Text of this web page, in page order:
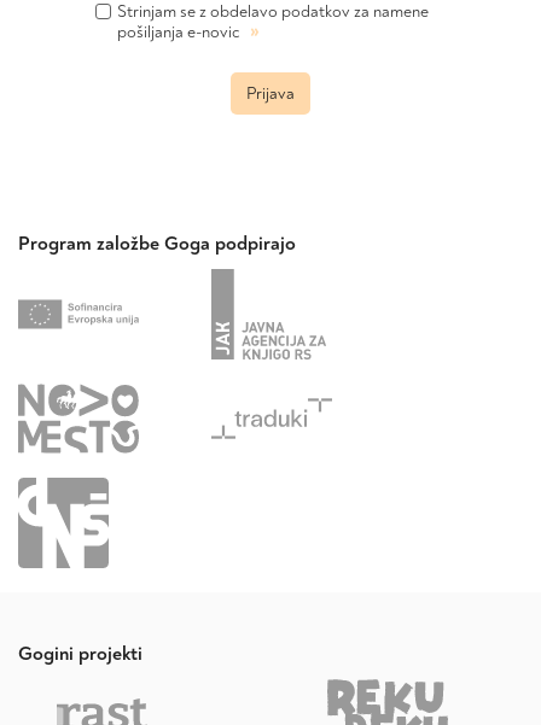
Strinjam se z obdelavo podatkov za namene
pošiljanja e-novic »
Prijava
Program založbe Goga podpirajo
Gogini projekti